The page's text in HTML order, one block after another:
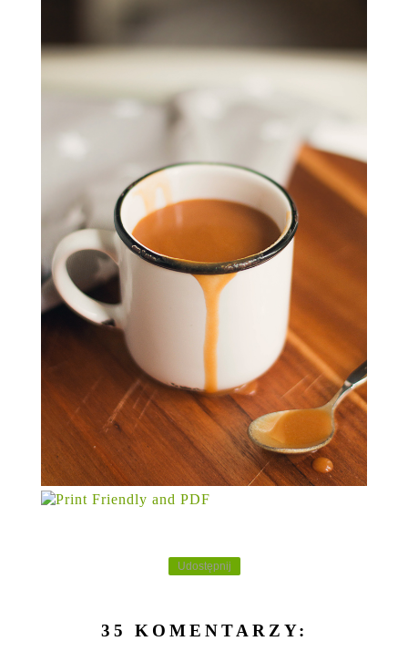
Udostępnij
35 KOMENTARZY: